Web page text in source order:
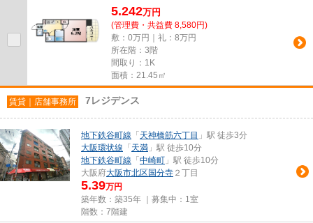
5.242万円
(管理費・共益費 8,580円)
敷：0万円｜礼：8万円
所在階：3階
間取り：1K
面積：21.45㎡
賃貸｜店舗事務所 7レジデンス
地下鉄谷町線 「 天神橋筋六丁目 」駅 徒歩3分
大阪環状線 「 天満 」駅 徒歩10分
地下鉄谷町線 「 中崎町 」駅 徒歩10分
大阪府大阪市北区 国分寺 ２丁目
5.39万円
築年数：築35年 ｜募集中： 1室
階数：7階建